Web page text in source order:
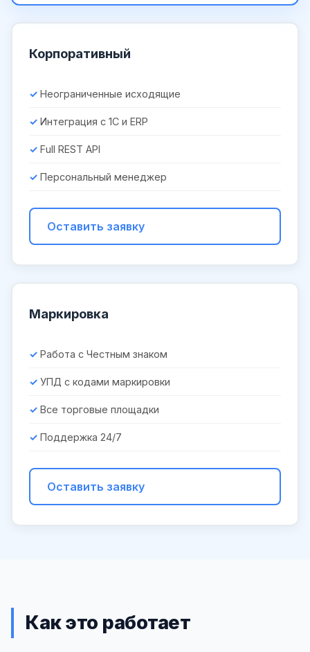
Корпоративный
Неограниченные исходящие
Интеграция с 1С и ERP
Full REST API
Персональный менеджер
Оставить заявку
Маркировка
Работа с Честным знаком
УПД с кодами маркировки
Все торговые площадки
Поддержка 24/7
Оставить заявку
Как это работает